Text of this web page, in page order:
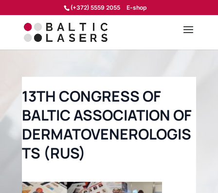
(+372) 5559 2055 E-shop
13TH CONGRESS OF
BALTIC ASSOCIATION OF
DERMATOVENEROLOGIS
TS (RUS)